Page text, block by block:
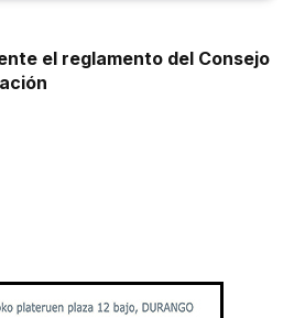
el reglamento del Consejo